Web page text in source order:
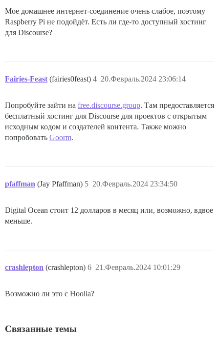
Мое домашнее интернет-соединение очень слабое, поэтому
Raspberry Pi не подойдёт. Есть ли где-то доступный хостинг
для Discourse?
Fairies-Feast (fairies0feast) 20.Февраль.2024 23:06:14
4
Попробуйте зайти на free.discourse.group. Там предоставляется
бесплатный хостинг для Discourse для проектов с открытым
исходным кодом и создателей контента. Также можно
попробовать Goorm.
pfaffman (Jay Pfaffman) 20.Февраль.2024 23:34:50
5
Digital Ocean стоит 12 долларов в месяц или, возможно, вдвое
меньше.
crashlepton (crashlepton) 21.Февраль.2024 10:01:29
6
Возможно ли это с Hoolia?
Связанные темы